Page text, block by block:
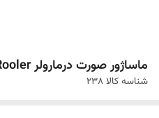
ماساژور صورت درمارولر Meso Rooler
شناسه کالا238